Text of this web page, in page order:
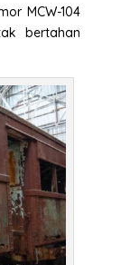
MCW-104
bertahan